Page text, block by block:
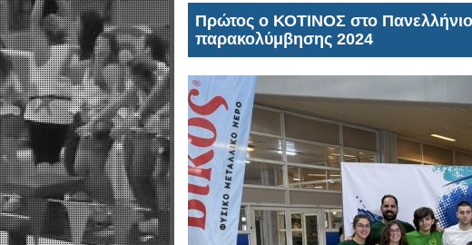
Πρώτος ο ΚΟΤΙΝΟΣ στο
παρακολύμβησης 2024